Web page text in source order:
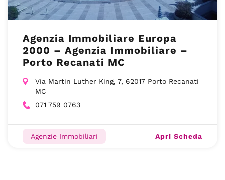
Agenzia Immobiliare Europa
2000 – Agenzia Immobiliare –
Porto Recanati MC
Via Martin Luther King, 7, 62017 Porto Recanati
MC
071 759 0763
Agenzie Immobiliari Apri Scheda